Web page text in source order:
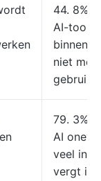
44. 8%
AI-tools
binnen
niet
gebruikt
79. 3%
AI
veel
vergt in